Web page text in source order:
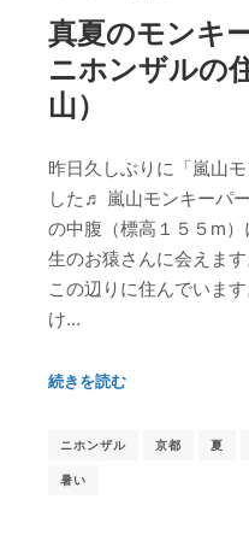
真夏のモンキ
ニホンザルの
山）
昨日久しぶりに「嵐山
した♬ 嵐山モンキーパ
の中腹（標高１５５ⅿ）
生のお猿さんに会えま
この辺りに住んでいま
け…
続きを読む
ニホンザル 京都 夏
暑い